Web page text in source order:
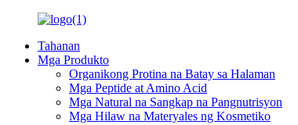
Tahanan
Mga Produkto
Organikong Protina na Batay sa Halaman
Mga Peptide at Amino Acid
Mga Natural na Sangkap na Pangnutrisyon
Mga Hilaw na Materyales ng Kosmetiko